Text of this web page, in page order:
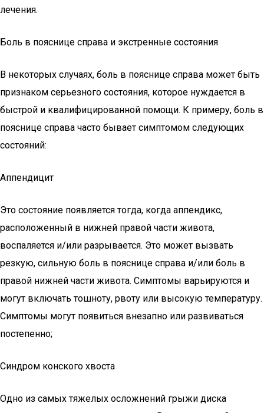
лечения.
Боль в пояснице справа и экстренные состояния
В некоторых случаях, боль в пояснице справа может быть
признаком серьезного состояния, которое нуждается в
быстрой и квалифицированной помощи. К примеру, боль в
пояснице справа часто бывает симптомом следующих
состояний:
Аппендицит
Это состояние появляется тогда, когда аппендикс,
расположенный в нижней правой части живота,
воспаляется и/или разрывается. Это может вызвать
резкую, сильную боль в пояснице справа и/или боль в
правой нижней части живота. Симптомы варьируются и
могут включать тошноту, рвоту или высокую температуру.
Симптомы могут появиться внезапно или развиваться
постепенно;
Синдром конского хвоста
Одно из самых тяжелых осложнений грыжи диска